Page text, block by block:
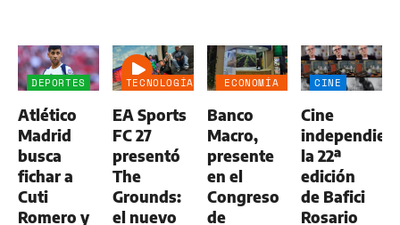
DEPORTES
Atlético
Madrid
busca
fichar a
Cuti
Romero y
TECNOLOGÍA
EA Sports
FC 27
presentó
The
Grounds:
el nuevo
ECONOMÍA
AGRO
Banco
Macro,
presente
en el
Congreso
de
CINE
Cine
la 22ª
edición
de Bafici
Rosario